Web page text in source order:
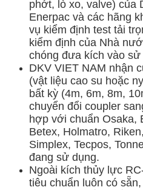
phớt, lò xo, valve) của
Enerpac và các hãng
vụ kiểm định test tải
kiểm định của Nhà
chóng đưa kích vào
DKV VIET NAM nhận
(vật liệu cao su hoặc
bất kỳ (4m, 6m, 8m,
chuyển đổi coupler
hợp với chuẩn Osaka,
Betex, Holmatro,
Simplex, Tecpos,
đang sử dụng.
Ngoài kích thủy lực
tiêu chuẩn luôn có